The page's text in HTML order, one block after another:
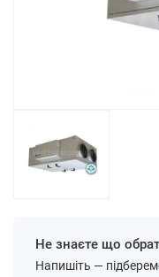
Не знаєте що
Напишіть —